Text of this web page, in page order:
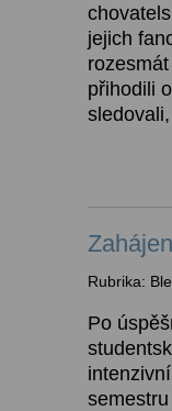
jejich
přihodili
Rubrika:
Po